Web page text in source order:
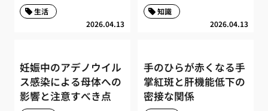
2026.04.13
生活
2026.04.13
知識
妊娠中のアデノウイル
ス感染による母体への
影響と注意すべき点
手のひらが赤くなる手
掌紅斑と肝機能低下の
密接な関係